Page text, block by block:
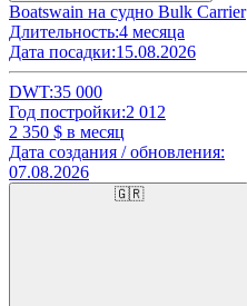
Boatswain на судно Bulk Carrier
Длительность:4 месяца
Дата посадки:15.08.2026
DWT:35 000
Год постройки:2 012
2 350 $ в месяц
Дата создания / обновления:
07.08.2026
🇬🇷